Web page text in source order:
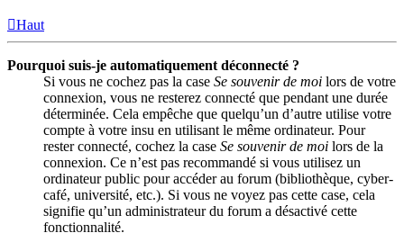
Haut
Pourquoi suis-je automatiquement déconnecté ?
Si vous ne cochez pas la case Se souvenir de moi lors de votre
connexion, vous ne resterez connecté que pendant une durée
déterminée. Cela empêche que quelqu’un d’autre utilise votre
compte à votre insu en utilisant le même ordinateur. Pour
rester connecté, cochez la case Se souvenir de moi lors de la
connexion. Ce n’est pas recommandé si vous utilisez un
ordinateur public pour accéder au forum (bibliothèque, cyber-
café, université, etc.). Si vous ne voyez pas cette case, cela
signifie qu’un administrateur du forum a désactivé cette
fonctionnalité.